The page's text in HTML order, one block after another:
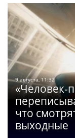
9 августа, 11:32
«Человек-
что
выходные